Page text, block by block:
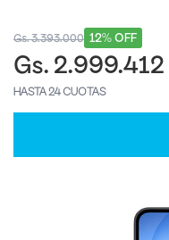
12% OFF
Gs. 3.393.000
Gs. 2.999.412
HASTA 24 CUOTAS